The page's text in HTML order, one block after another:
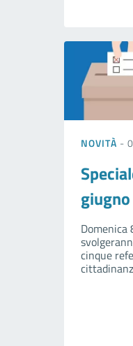
NOVITÀ -
Domenica
cinque